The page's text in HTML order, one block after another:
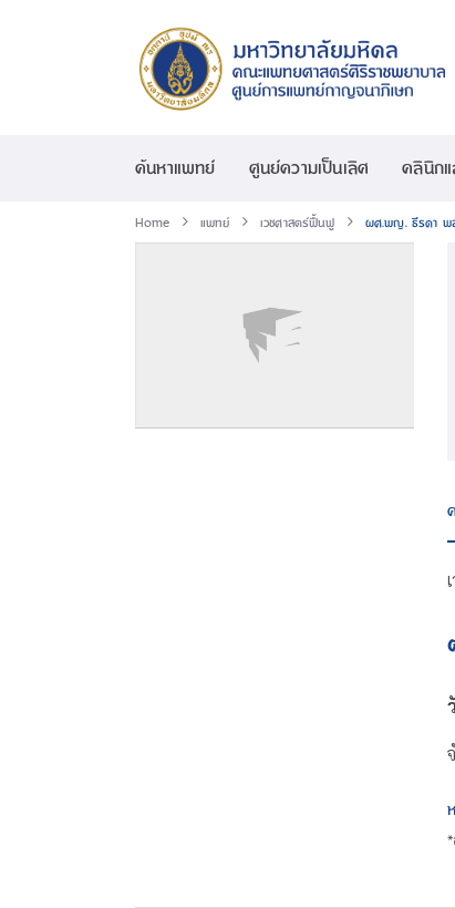
ค้นหาแพทย์ ศูนย์ความเป็นเลิศ คลินิกแ
Home แพทย์ เวชศาสตร์ฟื้นฟู ผศ.พญ. ธีรดา พ